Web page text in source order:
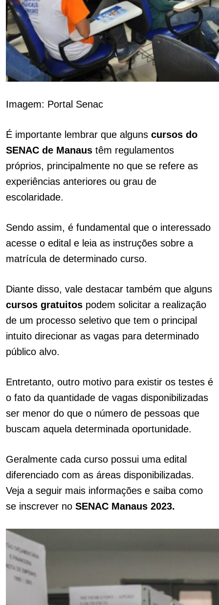
Imagem: Portal Senac
É importante lembrar que alguns cursos do
SENAC de Manaus têm regulamentos
próprios, principalmente no que se refere as
experiências anteriores ou grau de
escolaridade.
Sendo assim, é fundamental que o interessado
acesse o edital e leia as instruções sobre a
matrícula de determinado curso.
Diante disso, vale destacar também que alguns
cursos gratuitos podem solicitar a realização
de um processo seletivo que tem o principal
intuito direcionar as vagas para determinado
público alvo.
Entretanto, outro motivo para existir os testes é
o fato da quantidade de vagas disponibilizadas
ser menor do que o número de pessoas que
buscam aquela determinada oportunidade.
Geralmente cada curso possui uma edital
diferenciado com as áreas disponibilizadas.
Veja a seguir mais informações e saiba como
se inscrever no SENAC Manaus 2023.